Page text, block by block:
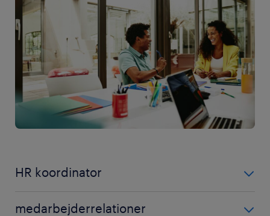
HR koordinator
Opgaverne består i at sørge for orienteringer,
medarbejderrelationer